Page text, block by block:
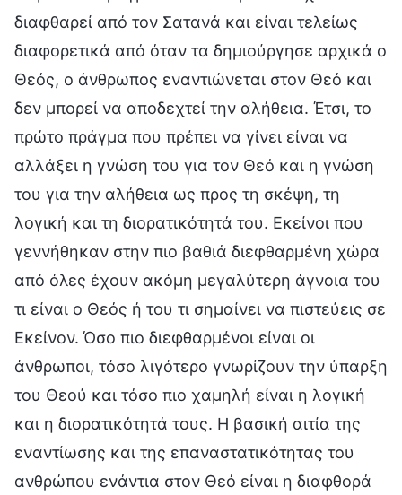
διαφθαρεί από τον Σατανά και είναι τελείως
διαφορετικά από όταν τα δημιούργησε αρχικά ο
Θεός, ο άνθρωπος εναντιώνεται στον Θεό και
δεν μπορεί να αποδεχτεί την αλήθεια. Έτσι, το
πρώτο πράγμα που πρέπει να γίνει είναι να
αλλάξει η γνώση του για τον Θεό και η γνώση
του για την αλήθεια ως προς τη σκέψη, τη
λογική και τη διορατικότητά του. Εκείνοι που
γεννήθηκαν στην πιο βαθιά διεφθαρμένη χώρα
από όλες έχουν ακόμη μεγαλύτερη άγνοια του
τι είναι ο Θεός ή του τι σημαίνει να πιστεύεις σε
Εκείνον. Όσο πιο διεφθαρμένοι είναι οι
άνθρωποι, τόσο λιγότερο γνωρίζουν την ύπαρξη
του Θεού και τόσο πιο χαμηλή είναι η λογική
και η διορατικότητά τους. Η βασική αιτία της
εναντίωσης και της επαναστατικότητας του
ανθρώπου ενάντια στον Θεό είναι η διαφθορά